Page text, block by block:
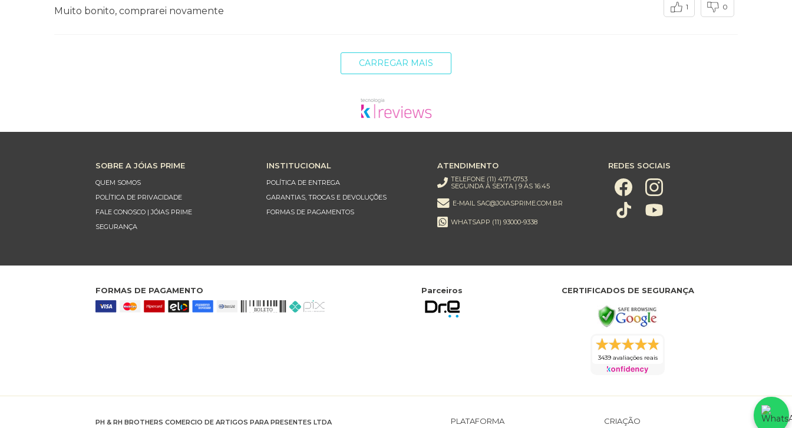
Muito bonito, comprarei novamente 1 0
CARREGAR MAIS
SOBRE A JÓIAS PRIME
QUEM SOMOS
POLÍTICA DE PRIVACIDADE
FALE CONOSCO | JÓIAS PRIME
SEGURANÇA
INSTITUCIONAL
POLÍTICA DE ENTREGA
GARANTIAS, TROCAS E DEVOLUÇÕES
FORMAS DE PAGAMENTOS
ATENDIMENTO
TELEFONE (11) 4171-0753
SEGUNDA À SEXTA | 9 ÀS 16:45
E-MAIL SAC@JOIASPRIME.COM.BR
WHATSAPP (11) 93000-9338
REDES SOCIAIS
FORMAS DE PAGAMENTO Parceiros CERTIFICADOS DE SEGURANÇA
3439 avaliações reais
PH & RH BROTHERS COMERCIO DE ARTIGOS PARA PRESENTES LTDA PLATAFORMA CRIAÇÃO